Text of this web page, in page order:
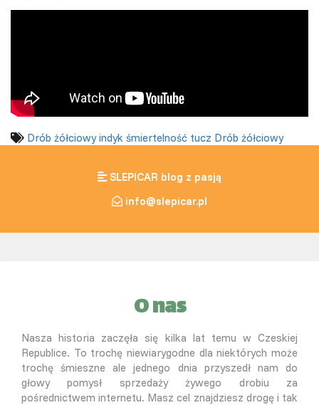
Drób żółciowy indyk śmiertelność tucz Drób żółciowy
SLEPICAR blog z pasją
info@slepicar.pl
O nas
Nasza historia zaczęła się kilka lat temu w Czeskiej
Republice. To trochę niewiarygodne dla niektórych może
trochę śmieszne ale jednego dnia przyszedł nam do
głowy pomysł sprzedaży żywego drobiu za
pośrednictwem internetu. Masz cel znajdziesz drogę i tak